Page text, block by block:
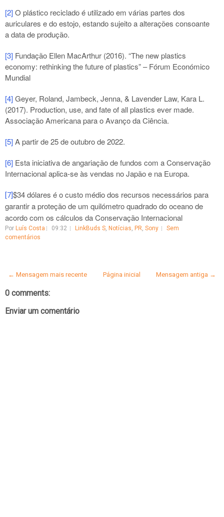
[2]O plástico reciclado é utilizado em várias partes dos
auriculares e do estojo, estando sujeito a alterações consoante
a data de produção.
[3] Fundação Ellen MacArthur (2016). “The new plastics
economy: rethinking the future of plastics” – Fórum Económico
Mundial
[4]Geyer, Roland, Jambeck, Jenna, & Lavender Law, Kara L.
(2017). Production, use, and fate of all plastics ever made.
Associação Americana para o Avanço da Ciência.
[5]A partir de 25 de outubro de 2022.
[6] Esta iniciativa de angariação de fundos com a Conservação
Internacional aplica-se às vendas no Japão e na Europa.
[7]$34 dólares é o custo médio dos recursos necessários para
garantir a proteção de um quilómetro quadrado do oceano de
acordo com os cálculos da Conservação Internacional
Por Luís Costa 09:32 LinkBuds S, Notícias, PR, Sony
Sem
comentários
← Mensagem mais recente Mensagem antiga →
Página inicial
0 comments:
Enviar um comentário